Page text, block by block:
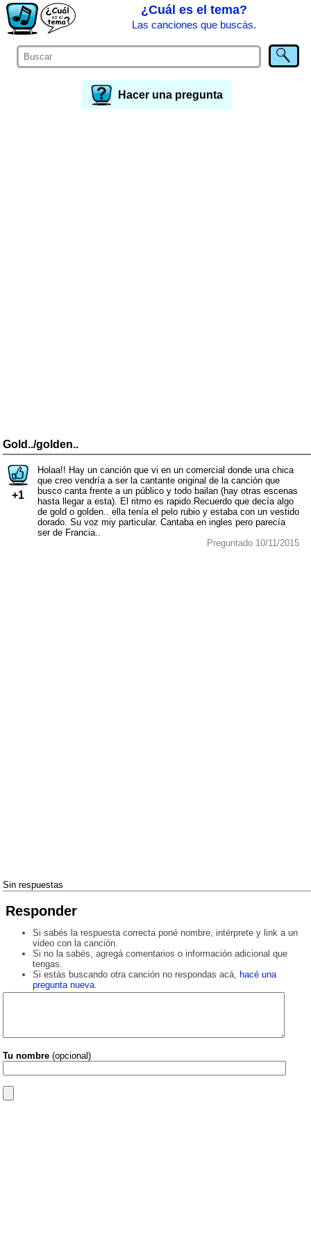
¿Cuál es el tema?
Las canciones que buscás.
Hacer una pregunta
Gold../golden..
+1
Holaa!! Hay un canción que vi en un comercial donde una chica
que creo vendría a ser la cantante original de la canción que
busco canta frente a un público y todo bailan (hay otras escenas
hasta llegar a esta). El ritmo es rapido.Recuerdo que decía algo
de gold o golden.. ella tenía el pelo rubio y estaba con un vestido
dorado. Su voz miy particular. Cantaba en ingles pero parecía
ser de Francia..
Preguntado 10/11/2015
Sin respuestas
Responder
Si sabés la respuesta correcta poné nombre, intérprete y link a un
video con la canción.
Si no la sabés, agregá comentarios o información adicional que
tengas.
Si estás buscando otra canción no respondas acá, hacé una
pregunta nueva.
Tu nombre (opcional)